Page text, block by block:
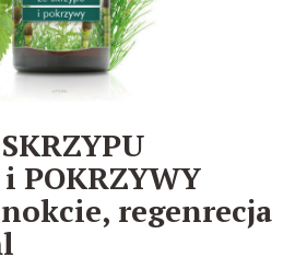
i POKRZYWY
regenrecja